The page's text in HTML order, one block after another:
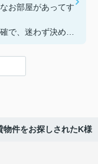
お部屋があってす
で、迷わず決める
(o・・o)/~お店に
物件をお探しされたK様